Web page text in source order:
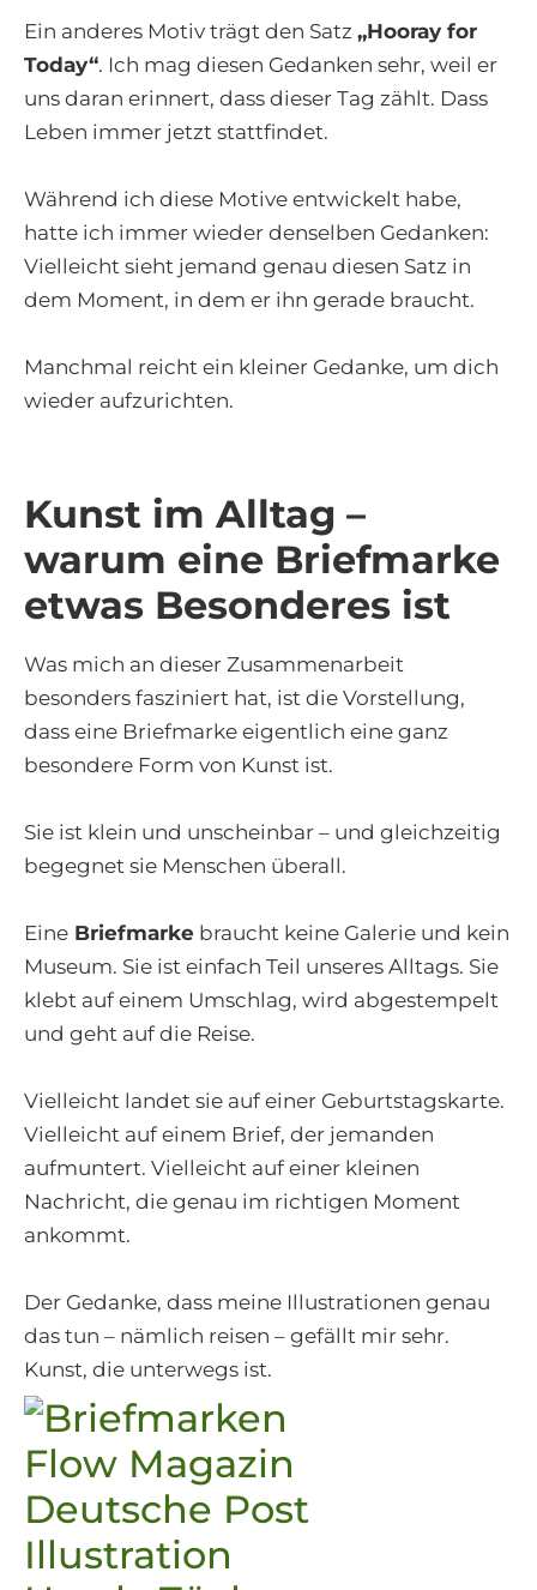
Ein anderes Motiv trägt den Satz „Hooray for
Today“. Ich mag diesen Gedanken sehr, weil er
uns daran erinnert, dass dieser Tag zählt. Dass
Leben immer jetzt stattfindet.
Während ich diese Motive entwickelt habe,
hatte ich immer wieder denselben Gedanken:
Vielleicht sieht jemand genau diesen Satz in
dem Moment, in dem er ihn gerade braucht.
Manchmal reicht ein kleiner Gedanke, um dich
wieder aufzurichten.
Kunst im Alltag –
warum eine Briefmarke
etwas Besonderes ist
Was mich an dieser Zusammenarbeit
besonders fasziniert hat, ist die Vorstellung,
dass eine Briefmarke eigentlich eine ganz
besondere Form von Kunst ist.
Sie ist klein und unscheinbar – und gleichzeitig
begegnet sie Menschen überall.
Eine Briefmarke braucht keine Galerie und kein
Museum. Sie ist einfach Teil unseres Alltags. Sie
klebt auf einem Umschlag, wird abgestempelt
und geht auf die Reise.
Vielleicht landet sie auf einer Geburtstagskarte.
Vielleicht auf einem Brief, der jemanden
aufmuntert. Vielleicht auf einer kleinen
Nachricht, die genau im richtigen Moment
ankommt.
Der Gedanke, dass meine Illustrationen genau
das tun – nämlich reisen – gefällt mir sehr.
Kunst, die unterwegs ist.